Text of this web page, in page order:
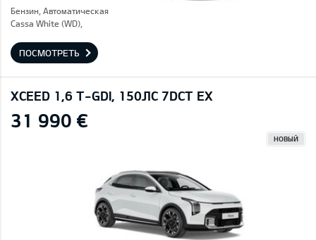
Бензин, Автоматическая
Cassa White (WD),
ПОСМОТРЕТЬ
XCEED 1,6 T-GDI, 150ЛС 7DCT EX
31 990 €
НОВЫЙ